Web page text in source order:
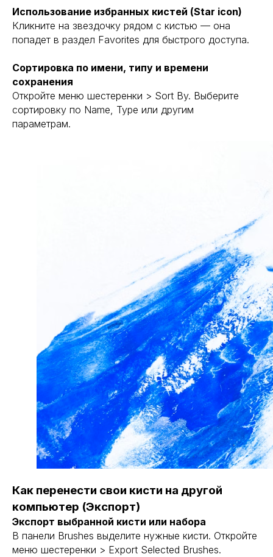
Использование избранных кистей (Star icon)
Кликните на звездочку рядом с кистью — она
попадет в раздел Favorites для быстрого доступа.
Сортировка по имени, типу и времени
сохранения
Откройте меню шестеренки > Sort By. Выберите
сортировку по Name, Type или другим
параметрам.
Как перенести свои кисти на другой
компьютер (Экспорт)
Экспорт выбранной кисти или набора
В панели Brushes выделите нужные кисти. Откройте
меню шестеренки > Export Selected Brushes.